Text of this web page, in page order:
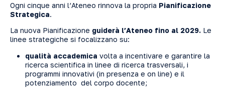
Ogni cinque anni l’Ateneo rinnova la propria Pianificazione
Strategica.
La nuova Pianificazione guiderà l’Ateneo fino al 2029. Le
linee strategiche si focalizzano su:
qualità accademica volta a incentivare e garantire la
ricerca scientifica in linee di ricerca trasversali, i
programmi innovativi (in presenza e on line) e il
potenziamento del corpo docente;